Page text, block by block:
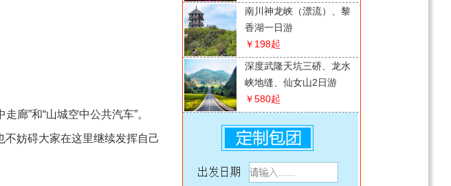
廊”和“山城空中公共汽车”。
妨碍大家在这里继续发挥自己
南川神龙峡（漂流）、黎
香湖一日游
￥198起
深度武隆天坑三硚、龙水
峡地缝、仙女山2日游
￥580起
草原经典环线4日游
￥358起
【巫山·奉节·云阳】全景